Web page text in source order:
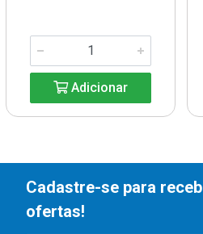
Adicionar
Cadastre-se para
ofertas!